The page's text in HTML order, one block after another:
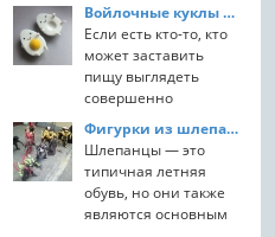
Войлочные куклы от Анны Довгань.
Если есть кто-то, кто
может заставить
пищу выглядеть
совершенно
очаровательной, то
это Анна Довгань.
Украинская
художница известна
за свои
очаровательные
Фигурки из шлепанцев
Шлепанцы — это
типичная летняя
обувь, но они также
являются основным